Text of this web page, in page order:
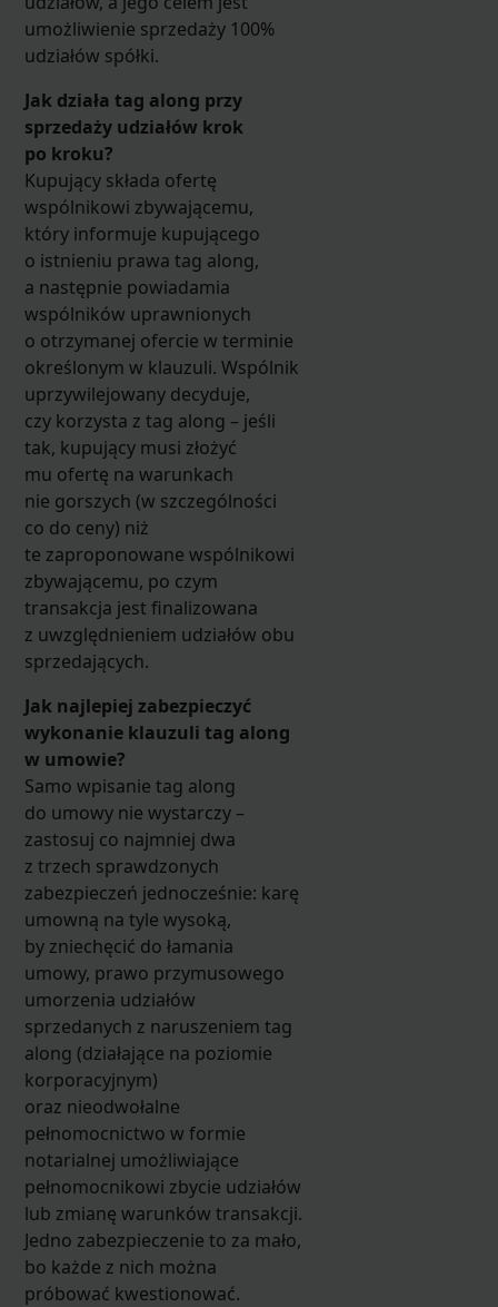
umożliwienie sprzedaży 100%
udziałów spółki.
Jak działa tag along przy
sprzedaży udziałów krok
po kroku?
Kupujący składa ofertę
wspólnikowi zbywającemu,
który informuje kupującego
o istnieniu prawa tag along,
a następnie powiadamia
wspólników uprawnionych
o otrzymanej ofercie w terminie
określonym w klauzuli. Wspólnik
uprzywilejowany decyduje,
czy korzysta z tag along – jeśli
tak, kupujący musi złożyć
mu ofertę na warunkach
nie gorszych (w szczególności
co do ceny) niż
te zaproponowane wspólnikowi
zbywającemu, po czym
transakcja jest finalizowana
z uwzględnieniem udziałów obu
sprzedających.
Jak najlepiej zabezpieczyć
wykonanie klauzuli tag along
w umowie?
Samo wpisanie tag along
do umowy nie wystarczy –
zastosuj co najmniej dwa
z trzech sprawdzonych
zabezpieczeń jednocześnie: karę
umowną na tyle wysoką,
by zniechęcić do łamania
umowy, prawo przymusowego
umorzenia udziałów
sprzedanych z naruszeniem tag
along (działające na poziomie
korporacyjnym)
oraz nieodwołalne
pełnomocnictwo w formie
notarialnej umożliwiające
pełnomocnikowi zbycie udziałów
lub zmianę warunków transakcji.
Jedno zabezpieczenie to za mało,
bo każde z nich można
próbować kwestionować.